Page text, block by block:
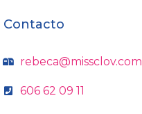
Contacto
rebeca@missclov.com
606 62 09 11